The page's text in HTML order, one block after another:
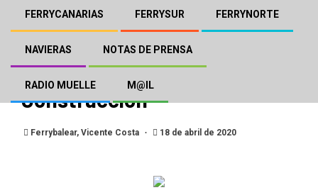
FERRYCANARIAS FERRYSUR FERRYNORTE
NAVIERAS NOTAS DE PRENSA
RADIO MUELLE M@IL
La Naviera Pitiusa Trasmapi
tiene un nuevo Rodman en
Construcción
Ferrybalear, Vicente Costa 18 de abril de 2020